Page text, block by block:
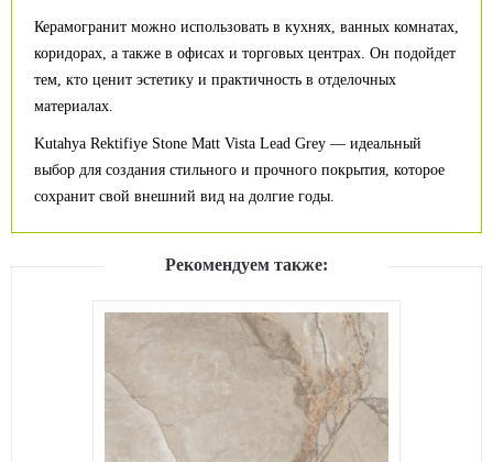
Керамогранит можно использовать в кухнях, ванных комнатах,
коридорах, а также в офисах и торговых центрах. Он подойдет
тем, кто ценит эстетику и практичность в отделочных
материалах.
Kutahya Rektifiye Stone Matt Vista Lead Grey — идеальный
выбор для создания стильного и прочного покрытия, которое
сохранит свой внешний вид на долгие годы.
Рекомендуем также: